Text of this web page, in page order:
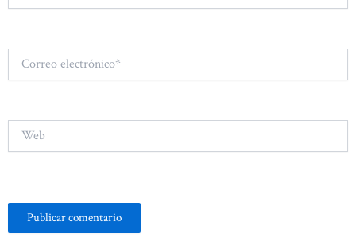
Correo
electrónico*
Web